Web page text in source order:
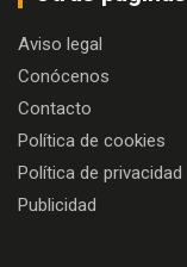
Aviso legal
Conócenos
Contacto
Política de cookies
Política de privacidad
Publicidad